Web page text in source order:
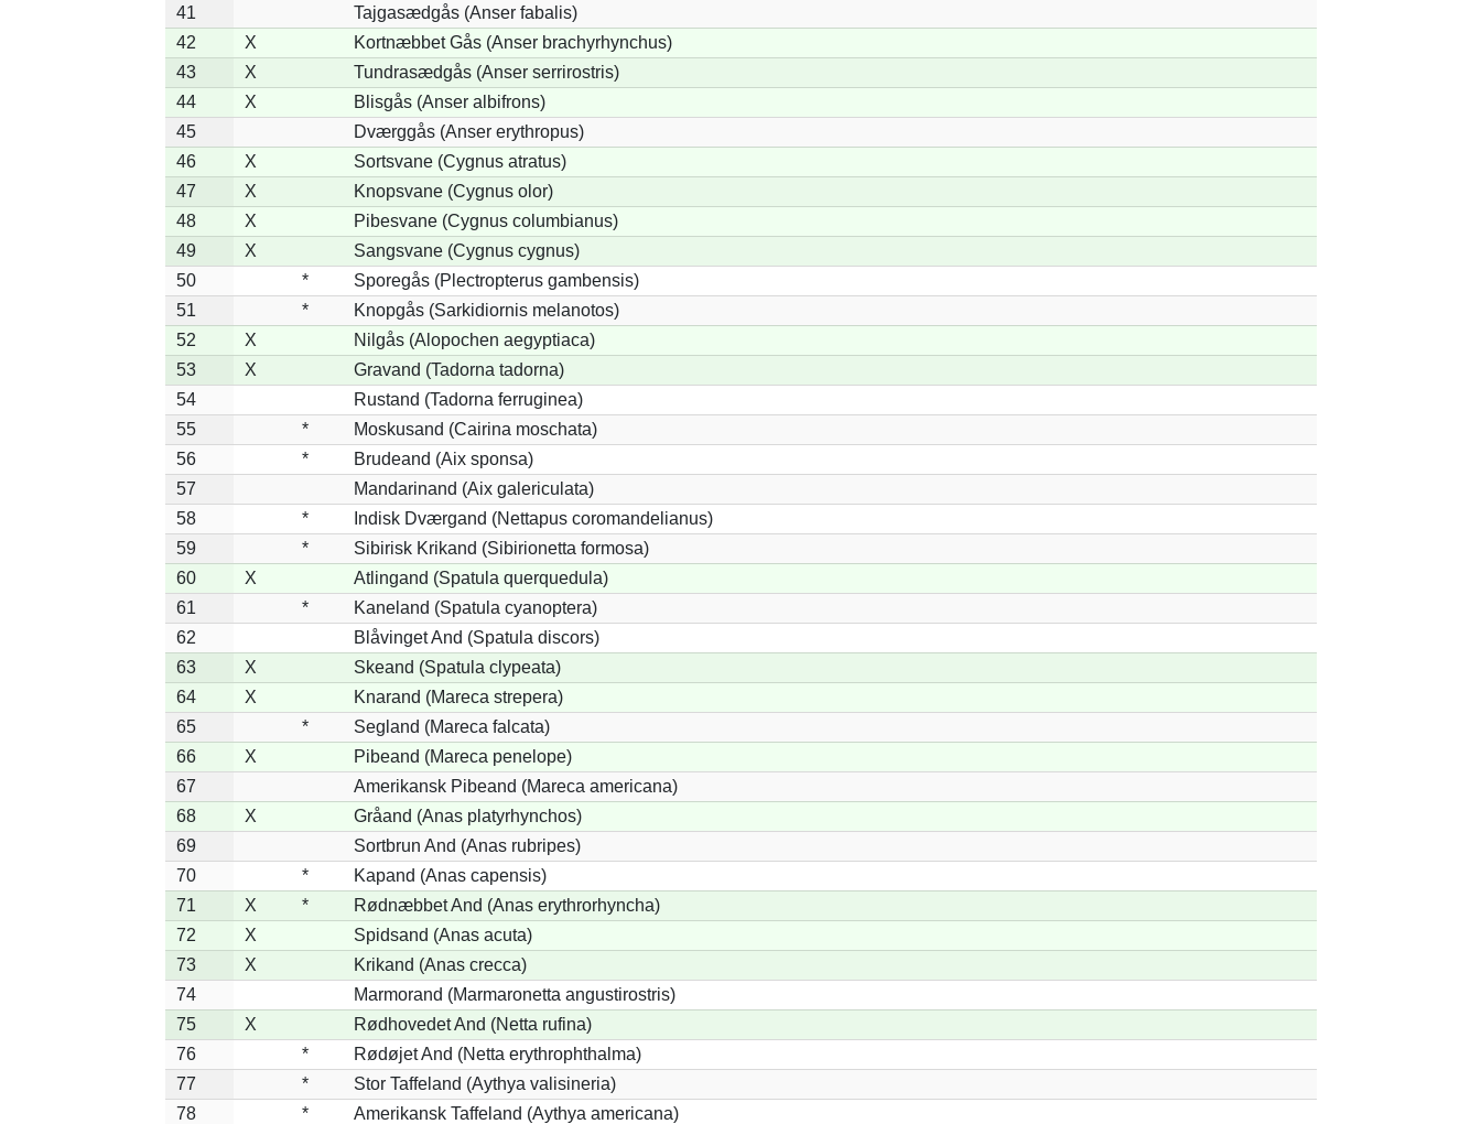
41
Tajgasædgås (Anser fabalis)
42
X
Kortnæbbet Gås (Anser brachyrhynchus)
43
X
Tundrasædgås (Anser serrirostris)
44
X
Blisgås (Anser albifrons)
45
Dværggås (Anser erythropus)
46
X
Sortsvane (Cygnus atratus)
47
X
Knopsvane (Cygnus olor)
48
X
Pibesvane (Cygnus columbianus)
49
X
Sangsvane (Cygnus cygnus)
50
*
Sporegås (Plectropterus gambensis)
51
*
Knopgås (Sarkidiornis melanotos)
52
X
Nilgås (Alopochen aegyptiaca)
53
X
Gravand (Tadorna tadorna)
54
Rustand (Tadorna ferruginea)
55
*
Moskusand (Cairina moschata)
56
*
Brudeand (Aix sponsa)
57
Mandarinand (Aix galericulata)
58
*
Indisk Dværgand (Nettapus coromandelianus)
59
*
Sibirisk Krikand (Sibirionetta formosa)
60
X
Atlingand (Spatula querquedula)
61
*
Kaneland (Spatula cyanoptera)
62
Blåvinget And (Spatula discors)
63
X
Skeand (Spatula clypeata)
64
X
Knarand (Mareca strepera)
65
*
Segland (Mareca falcata)
66
X
Pibeand (Mareca penelope)
67
Amerikansk Pibeand (Mareca americana)
68
X
Gråand (Anas platyrhynchos)
69
Sortbrun And (Anas rubripes)
70
*
Kapand (Anas capensis)
71
X *
Rødnæbbet And (Anas erythrorhyncha)
72
X
Spidsand (Anas acuta)
73
X
Krikand (Anas crecca)
74
Marmorand (Marmaronetta angustirostris)
75
X
Rødhovedet And (Netta rufina)
76
*
Rødøjet And (Netta erythrophthalma)
77
*
Stor Taffeland (Aythya valisineria)
78
*
Amerikansk Taffeland (Aythya americana)